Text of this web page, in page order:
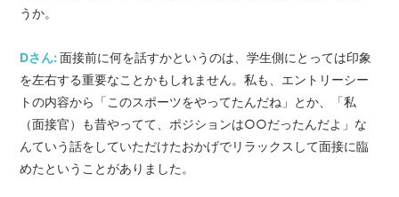
うか。
Dさん:面接前に何を話すかというのは、学生側にとっては印象
を左右する重要なことかもしれません。私も、エントリーシー
トの内容から「このスポーツをやってたんだね」とか、「私
（面接官）も昔やってて、ポジションは○○だったんだよ」な
んていう話をしていただけたおかげでリラックスして面接に臨
めたということがありました。